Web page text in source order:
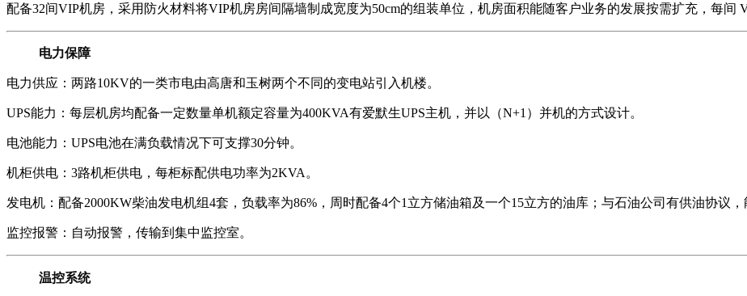
配备32间VIP机房，采用防火材料将VIP机房房间隔墙制成宽度为50cm的组装单位，机房面积能随客户业务的发展按需扩充，每间
电力保障
电力供应：两路10KV的一类市电由高唐和玉树两个不同的变电站引入机楼。
UPS能力：每层机房均配备一定数量单机额定容量为400KVA有爱默生UPS主机，并以（N+1）并机的方式设计。
电池能力：UPS电池在满负载情况下可支撑30分钟。
机柜供电：3路机柜供电，每柜标配供电功率为2KVA。
发电机：配备2000KW柴油发电机组4套，负载率为86%，周时配备4个1立方储油箱及一个15立方的油库；与石油公司有供油协议
监控报警：自动报警，传输到集中监控室。
温控系统